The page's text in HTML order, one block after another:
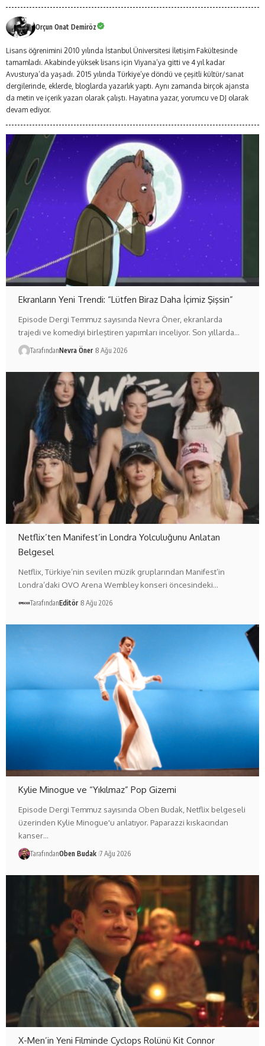
Orçun Onat Demiröz
Lisans öğrenimini 2010 yılında İstanbul Üniversitesi İletişim Fakültesinde
tamamladı. Akabinde yüksek lisans için Viyana’ya gitti ve 4 yıl kadar
Avusturya’da yaşadı. 2015 yılında Türkiye’ye döndü ve çeşitli kültür/sanat
dergilerinde, eklerde, bloglarda yazarlık yaptı. Aynı zamanda birçok ajansta
da metin ve içerik yazarı olarak çalıştı. Hayatına yazar, yorumcu ve DJ olarak
devam ediyor.
Ekranların Yeni Trendi: “Lütfen Biraz Daha İçimiz Şişsin”
Episode Dergi Temmuz sayısında Nevra Öner, ekranlarda
trajedi ve komediyi birleştiren yapımları inceliyor. Son yıllarda…
TarafındanNevra Öner 8 Ağu 2026
Netflix’ten Manifest’in Londra Yolculuğunu Anlatan
Belgesel
Netflix, Türkiye’nin sevilen müzik gruplarından Manifest’in
Londra’daki OVO Arena Wembley konseri öncesindeki…
TarafındanEditör 8 Ağu 2026
Kylie Minogue ve “Yıkılmaz” Pop Gizemi
Episode Dergi Temmuz sayısında Oben Budak, Netflix belgeseli
üzerinden Kylie Minogue'u anlatıyor. Paparazzi kıskacından
kanser…
TarafındanOben Budak 7 Ağu 2026
X-Men’in Yeni Filminde Cyclops Rolünü Kit Connor